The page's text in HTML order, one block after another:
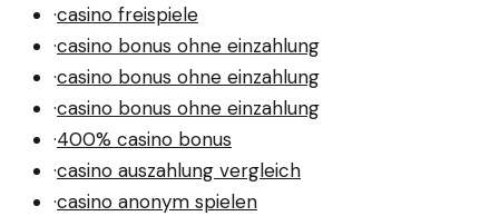
·casino freispiele
·casino bonus ohne einzahlung
·casino bonus ohne einzahlung
·casino bonus ohne einzahlung
·400% casino bonus
·casino auszahlung vergleich
·casino anonym spielen